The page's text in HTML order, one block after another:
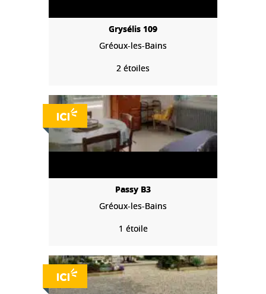
Grysélis 109
Gréoux-les-Bains
2 étoiles
Passy B3
Gréoux-les-Bains
1 étoile